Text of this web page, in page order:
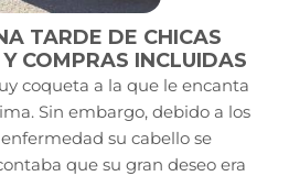
TARDE DE CHICAS
COMPRAS INCLUIDAS
coqueta a la que le encanta
Sin embargo, debido a los
su cabello se
que su gran deseo era